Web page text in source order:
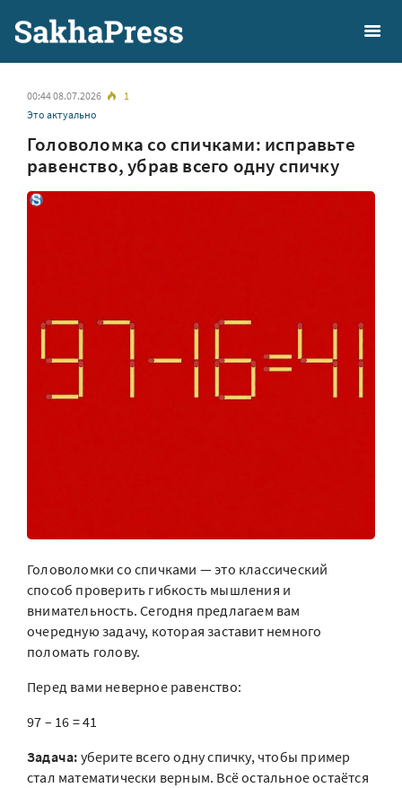
00:44 08.07.2026
1
Это актуально
Головоломка со спичками: исправьте
равенство, убрав всего одну спичку
Головоломки со спичками — это классический
способ проверить гибкость мышления и
внимательность. Сегодня предлагаем вам
очередную задачу, которая заставит немного
поломать голову.
Перед вами неверное равенство:
97 – 16 = 41
Задача: уберите всего одну спичку, чтобы пример
стал математически верным. Всё остальное остаётся